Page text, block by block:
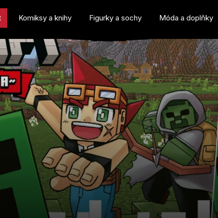
Komiksy a knihy Figurky a sochy Móda a doplňky
potřebujete najít?
Doporučujeme